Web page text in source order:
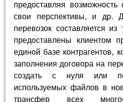
предоставляя возможность
свои перспективы, и др.
перевозок составляется
предоставлены клиентом
единой базе контрагентов,
заполнения договора на
создать с нуля или
используемых файлов в
трансфер всех